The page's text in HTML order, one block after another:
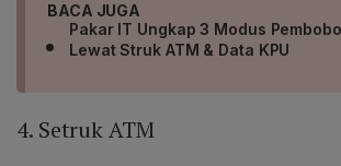
BACA JUGA
Pakar IT Ungkap 3 Modus
Lewat Struk ATM & Data KPU
4. Setruk ATM